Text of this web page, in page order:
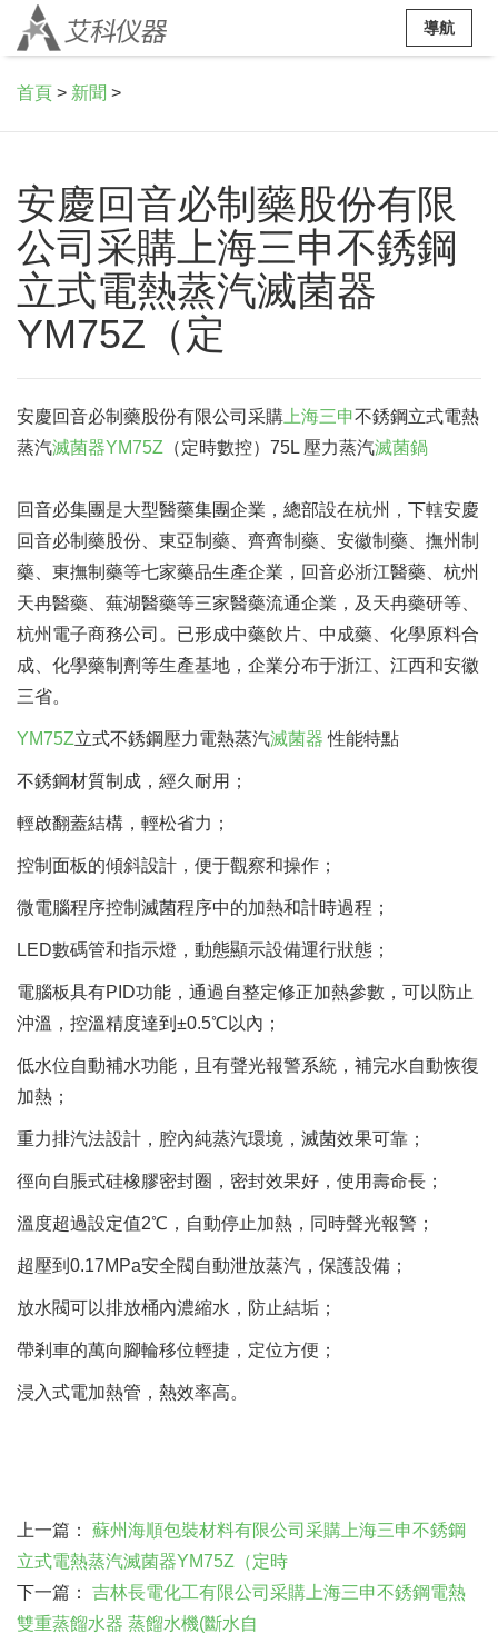
導航
首頁 > 新聞 >
安慶回音必制藥股份有限
公司采購上海三申不銹鋼
立式電熱蒸汽滅菌器
YM75Z（定
安慶回音必制藥股份有限公司采購 上海三申不銹鋼立式電熱
蒸汽滅菌器YM75Z （定時數控）75L 壓力蒸汽滅菌鍋
回音必集團是大型醫藥集團企業，總部設在杭州，下轄安慶
回音必制藥股份、東亞制藥、齊齊制藥、安徽制藥、撫州制
藥、東撫制藥等七家藥品生產企業，回音必浙江醫藥、杭州
天冉醫藥、蕪湖醫藥等三家醫藥流通企業，及天冉藥研等、
杭州電子商務公司。已形成中藥飲片、中成藥、化學原料合
成、化學藥制劑等生產基地，企業分布于浙江、江西和安徽
三省。
YM75Z立式不銹鋼壓力電熱蒸汽滅菌器 性能特點
不銹鋼材質制成，經久耐用；
輕啟翻蓋結構，輕松省力；
控制面板的傾斜設計，便于觀察和操作；
微電腦程序控制滅菌程序中的加熱和計時過程；
LED數碼管和指示燈，動態顯示設備運行狀態；
電腦板具有PID功能，通過自整定修正加熱參數，可以防止
沖溫，控溫精度達到±0.5℃以內；
低水位自動補水功能，且有聲光報警系統，補完水自動恢復
加熱；
重力排汽法設計，腔內純蒸汽環境，滅菌效果可靠；
徑向自脹式硅橡膠密封圈，密封效果好，使用壽命長；
溫度超過設定值2℃，自動停止加熱，同時聲光報警；
超壓到0.17MPa安全閥自動泄放蒸汽，保護設備；
放水閥可以排放桶內濃縮水，防止結垢；
帶剎車的萬向腳輪移位輕捷，定位方便；
浸入式電加熱管，熱效率高。
上一篇：
蘇州海順包裝材料有限公司采購上海三申不銹鋼
立式電熱蒸汽滅菌器YM75Z（定時
下一篇：
吉林長電化工有限公司采購上海三申不銹鋼電熱
雙重蒸餾水器 蒸餾水機(斷水自